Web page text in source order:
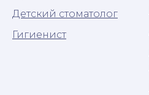
Детский стоматолог
Гигиенист